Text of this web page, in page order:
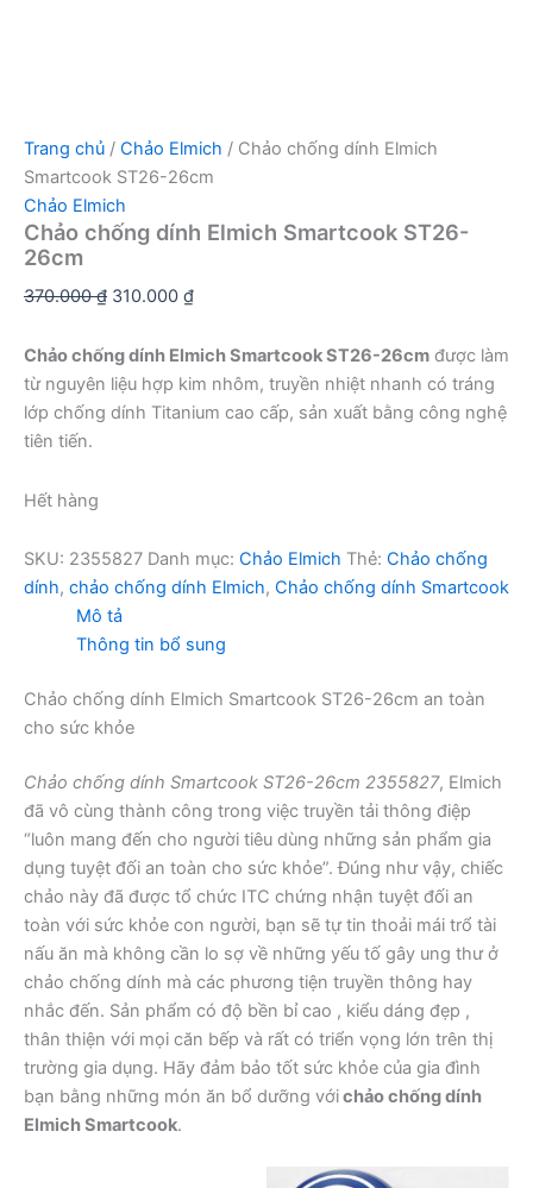
Trang chủ / Chảo Elmich / Chảo chống dính Elmich
Smartcook ST26-26cm
Chảo Elmich
Chảo chống dính Elmich Smartcook ST26-
26cm
370.000₫ Giá
là:
370.000 ₫.
310.000 ₫Giá
tại
là:
310.000 ₫.
Chảo chống dính Elmich Smartcook ST26-26cm được làm
từ nguyên liệu hợp kim nhôm, truyền nhiệt nhanh có tráng
lớp chống dính Titanium cao cấp, sản xuất bằng công nghệ
tiên tiến.
Hết hàng
SKU: 2355827 Danh mục: Chảo Elmich Thẻ: Chảo chống
dính, chảo chống dính Elmich, Chảo chống dính Smartcook
Mô tả
Thông tin bổ sung
Chảo chống dính Elmich Smartcook ST26-26cm an toàn
cho sức khỏe
Chảo chống dính Smartcook ST26-26cm 2355827, Elmich
đã vô cùng thành công trong việc truyền tải thông điệp
“luôn mang đến cho người tiêu dùng những sản phẩm gia
dụng tuyệt đối an toàn cho sức khỏe”. Đúng như vậy, chiếc
chảo này đã được tổ chức ITC chứng nhận tuyệt đối an
toàn với sức khỏe con người, bạn sẽ tự tin thoải mái trổ tài
nấu ăn mà không cần lo sợ về những yếu tố gây ung thư ở
chảo chống dính mà các phương tiện truyền thông hay
nhắc đến. Sản phẩm có độ bền bỉ cao , kiểu dáng đẹp ,
thân thiện với mọi căn bếp và rất có triển vọng lớn trên thị
trường gia dụng. Hãy đảm bảo tốt sức khỏe của gia đình
bạn bằng những món ăn bổ dưỡng vớichảo chống dính
Elmich Smartcook.